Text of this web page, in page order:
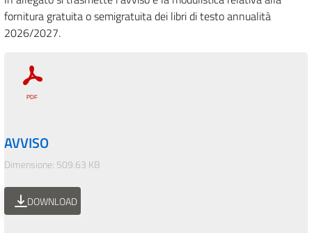
fornitura gratuita o semigratuita dei libri di testo annualità
2026/2027.
AVVISO
Dimensione: 509.63 KB
DOWNLOAD